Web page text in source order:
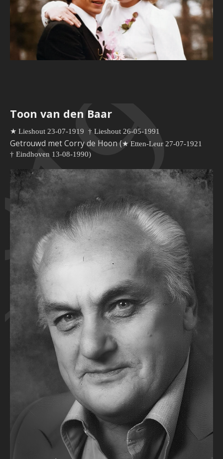
Toon van den Baar
★ Lieshout 23-07-1919 † Lieshout 26-05-1991
Getrouwd met Corry de Hoon (★ Etten-Leur 27-07-1921
† Eindhoven 13-08-1990)